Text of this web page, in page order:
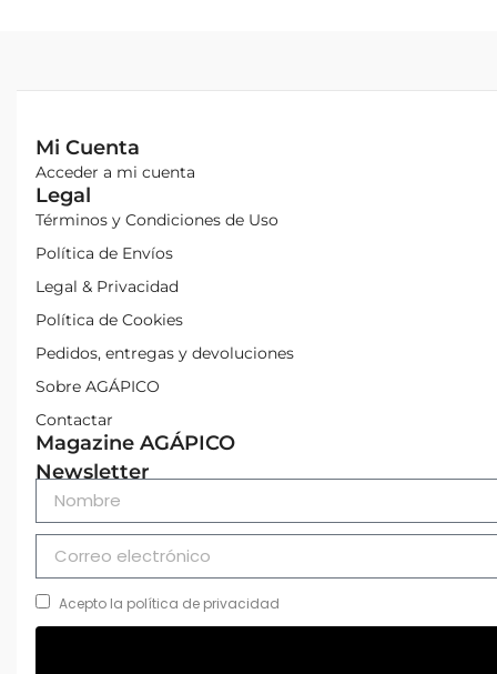
Mi Cuenta
Acceder a mi cuenta
Legal
Términos y Condiciones de Uso
Política de Envíos
Legal & Privacidad
Política de Cookies
Pedidos, entregas y devoluciones
Sobre AGÁPICO
Contactar
Magazine AGÁPICO
Newsletter
Acepto la política de privacidad